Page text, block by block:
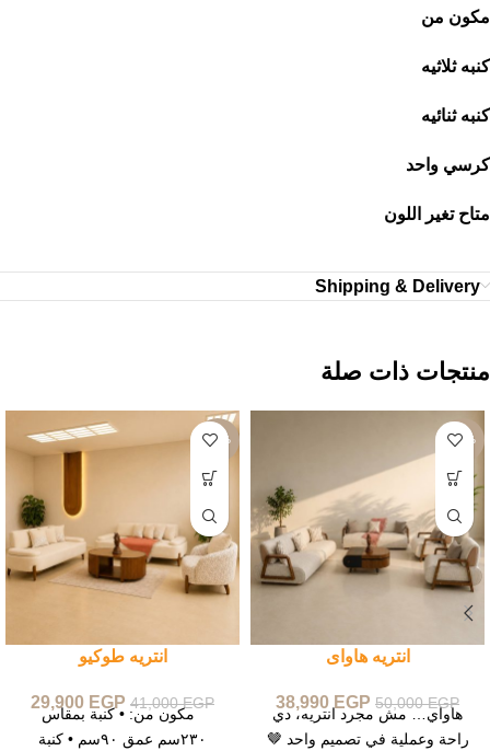
مكون من
كنبه ثلاثيه
كنبه ثنائيه
كرسي واحد
متاح تغير اللون
Shipping & Delivery
منتجات ذات صلة
-22%
انتريه هاواى
50,000EGP
38,990 EGP
هاواي… مش مجرد انتريه، دي
راحة وعملية في تصميم واحد 🤎
-27%
انتريه طوكيو
41,000EGP
29,900 EGP
مكون من: • كنبة بمقاس
٢٣٠سم عمق ٩٠سم • كنبة